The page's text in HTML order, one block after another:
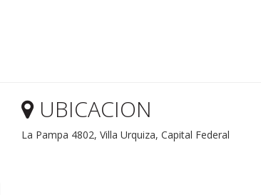
UBICACION
La Pampa 4802, Villa Urquiza, Capital Federal